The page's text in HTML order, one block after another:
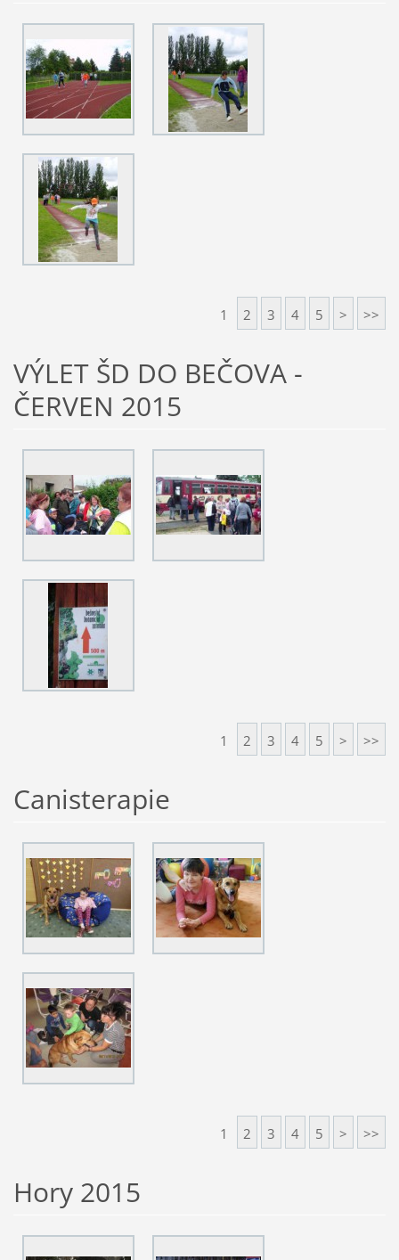
1 2 3 4 5 > >>
VÝLET ŠD DO BEČOVA -
ČERVEN 2015
1 2 3 4 5 > >>
Canisterapie
1 2 3 4 5 > >>
Hory 2015